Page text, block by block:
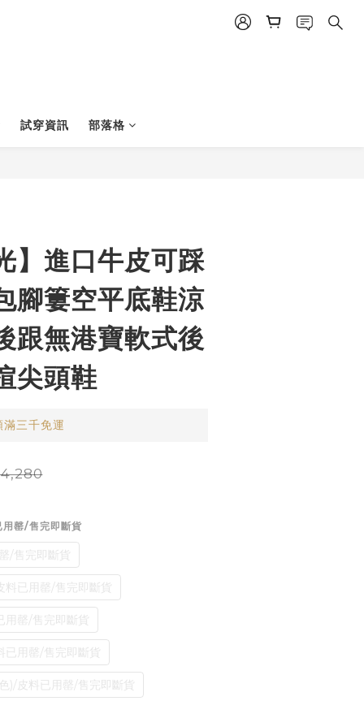
試穿資訊 部落格
】進口牛皮可踩
腳簍空平底鞋涼
跟無港寶軟式後
尖頭鞋
三千免運
罄/售完即斷貨
/售完即斷貨
料已用罄/售完即斷貨
用罄/售完即斷貨
用罄/售完即斷貨
)/皮料已用罄/售完即斷貨